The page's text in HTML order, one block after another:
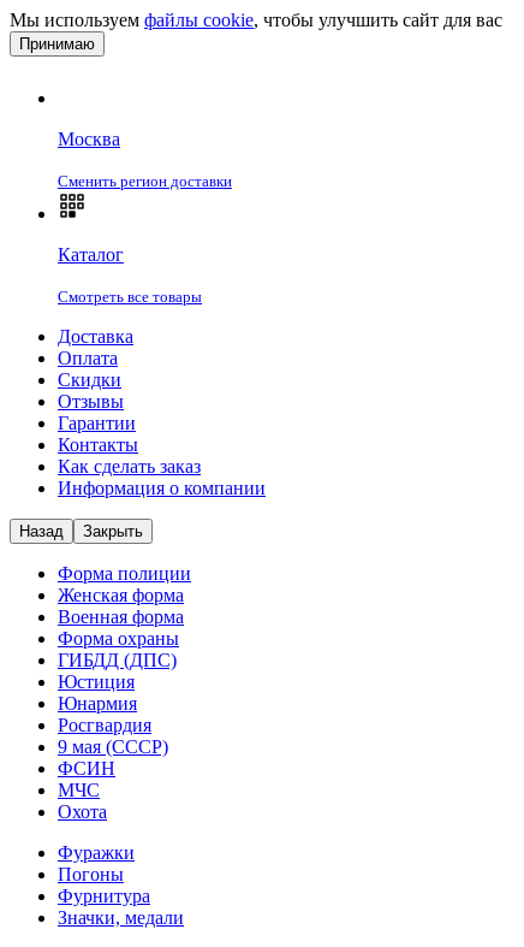
Мы используем файлы cookie, чтобы улучшить сайт для вас
Принимаю
Москва
Сменить регион доставки
Каталог
Смотреть все товары
Доставка
Оплата
Скидки
Отзывы
Гарантии
Контакты
Как сделать заказ
Информация о компании
Назад Закрыть
Форма полиции
Женская форма
Военная форма
Форма охраны
ГИБДД (ДПС)
Юстиция
Юнармия
Росгвардия
9 мая (СССР)
ФСИН
МЧС
Охота
Фуражки
Погоны
Фурнитура
Значки, медали